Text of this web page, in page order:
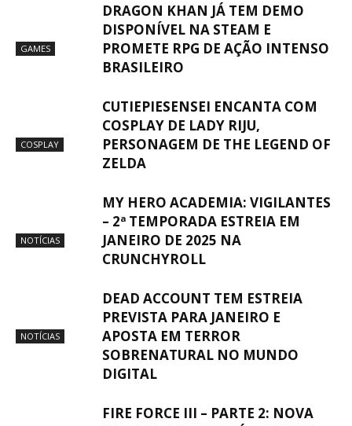
GAMES
DRAGON KHAN JÁ TEM DEMO
DISPONÍVEL NA STEAM E
PROMETE RPG DE AÇÃO INTENSO
BRASILEIRO
COSPLAY
CUTIEPIESENSEI ENCANTA COM
COSPLAY DE LADY RIJU,
PERSONAGEM DE THE LEGEND OF
ZELDA
NOTÍCIAS
MY HERO ACADEMIA: VIGILANTES
– 2ª TEMPORADA ESTREIA EM
JANEIRO DE 2025 NA
CRUNCHYROLL
NOTÍCIAS
DEAD ACCOUNT TEM ESTREIA
PREVISTA PARA JANEIRO E
APOSTA EM TERROR
SOBRENATURAL NO MUNDO
DIGITAL
FIRE FORCE III – PARTE 2: NOVA